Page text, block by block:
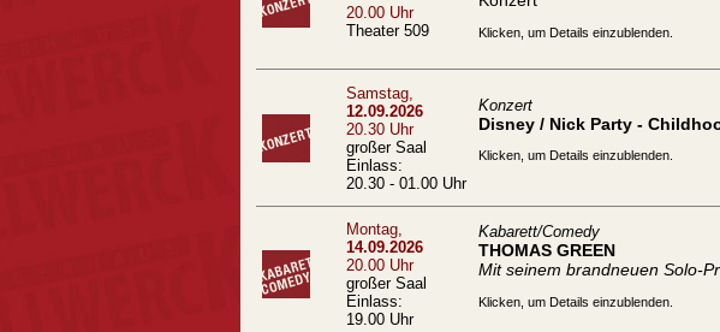
20.00 Uhr
Theater 509
Klicken, um Details einzublenden.
Samstag,
12.09.2026
20.30 Uhr
großer Saal
Einlass:
20.30 - 01.00 Uhr
Konzert
Disney / Nick Party -
Klicken, um Details einzublenden.
Montag,
14.09.2026
20.00 Uhr
großer Saal
Einlass:
19.00 Uhr
Kabarett/Comedy
THOMAS GREEN
Mit seinem brandneuen Solo-
Klicken, um Details einzublenden.